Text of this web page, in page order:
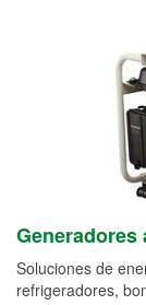
Generadores
Soluciones de
refrigeradores,